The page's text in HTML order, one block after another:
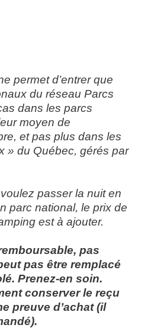
permet d’entrer que
du réseau Parcs
dans les parcs
moyen de
et pas plus dans les
» du Québec, gérés par
passer la nuit en
parc national, le prix de
est à ajouter.
pas
pas être remplacé
Prenez-en soin.
conserver le reçu
preuve d’achat (il